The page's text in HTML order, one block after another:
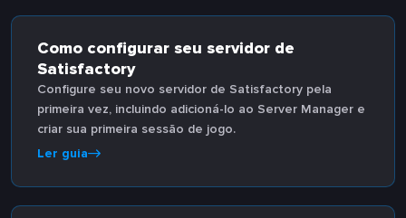
Como configurar seu servidor de
Satisfactory
Configure seu novo servidor de Satisfactory pela
primeira vez, incluindo adicioná-lo ao Server Manager e
criar sua primeira sessão de jogo.
Ler guia